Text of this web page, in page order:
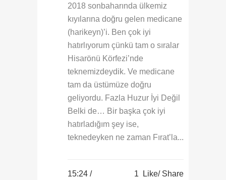
2018 sonbaharında ülkemiz
kıyılarına doğru gelen medicane
(harikeyn)’i. Ben çok iyi
hatırlıyorum çünkü tam o sıralar
Hisarönü Körfezi’nde
teknemizdeydik. Ve medicane
tam da üstümüze doğru
geliyordu. Fazla Huzur İyi Değil
Belki de… Bir başka çok iyi
hatırladığım şey ise,
teknedeyken ne zaman Fırat’la...
15:24 /
1 Like Share